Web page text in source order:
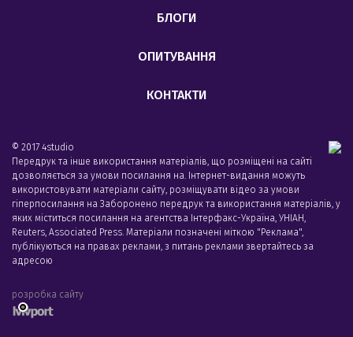
БЛОГИ
ОПИТУВАННЯ
КОНТАКТИ
© 2017 4studio
Передрук та інше використання матеріалів, що розміщені на сайті
дозволяється за умови посилання на. Інтернет-видання можуть
використовувати матеріали сайту, розміщувати відео за умови
гіперпосилання на Заборонено передрук та використання матеріалів, у
яких міститься посилання на агентства Iнтерфакс-Україна, УНIАН,
Reuters, Associated Press. Матеріали позначені міткою "Реклама",
публікуються на правах реклами, з питань реклами звертайтесь за
адресою
розробка сайту